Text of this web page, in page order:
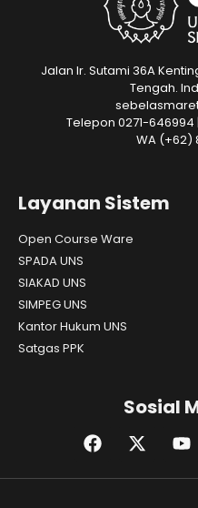
Jalan Ir. Sutami 36A
Tengah.
Telepon 0271-646994
WA (+62)
Layanan Sistem
Open Course Ware
SPADA UNS
SIAKAD UNS
SIMPEG UNS
Kantor Hukum UNS
Satgas PPK
Sosial